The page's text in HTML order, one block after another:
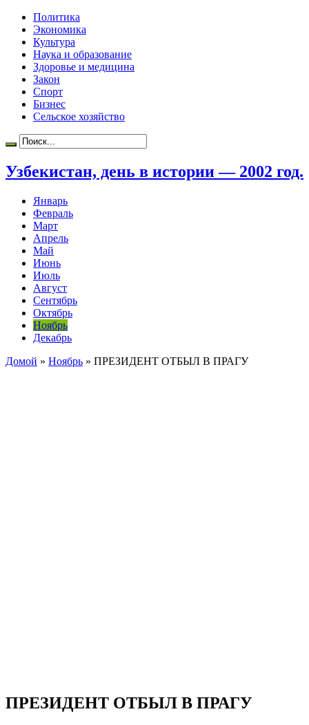
Политика
Экономика
Культура
Наука и образование
Здоровье и медицина
Закон
Спорт
Бизнес
Сельское хозяйство
Узбекистан, день в истории — 2002 год.
Январь
Февраль
Март
Апрель
Май
Июнь
Июль
Август
Сентябрь
Октябрь
Ноябрь
Декабрь
Домой » Ноябрь » ПРЕЗИДЕНТ ОТБЫЛ В ПРАГУ
ПРЕЗИДЕНТ ОТБЫЛ В ПРАГУ